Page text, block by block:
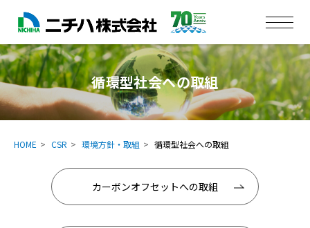
循環型社会への取組
HOME CSR 環境方針・取組 循環型社会への取組
カーボンオフセットへの取組